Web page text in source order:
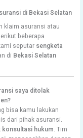
di Bekasi Selatan
klaim asuransi atau
beberapa
seputar sengketa
di Bekasi Selatan
saya ditolak
bisa kamu lakukan
dari pihak asuransi.
konsultasi hukum. Tim